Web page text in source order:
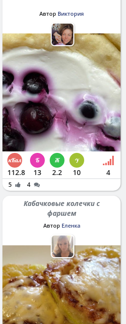
Автор Виктория
112.8 13 2.2 10 4
5 4
Кабачковые колечки с
фаршем
Автор Еленка